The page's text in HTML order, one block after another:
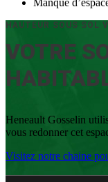
HAUTEUR SOUS SOL
VOTRE
Heneault Gosselin
vous redonner cet
Visitez notre chaine